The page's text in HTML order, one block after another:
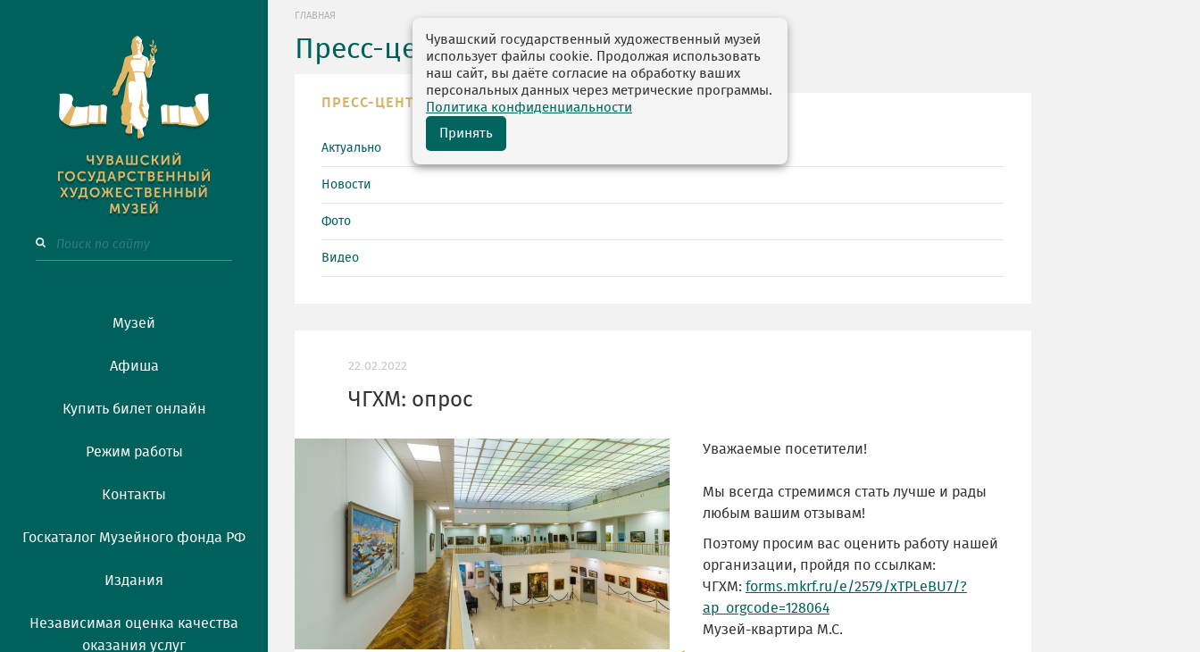
Музей
Афиша
Купить билет онлайн
Режим работы
Контакты
Госкаталог Музейного фонда РФ
Издания
Независимая оценка качества
оказания услуг
ГЛАВНАЯ
Пресс-центр
ПРЕСС-ЦЕНТР
Актуально
Новости
Фото
Видео
22.02.2022
ЧГХМ: опрос
Уважаемые посетители!
Мы всегда стремимся стать лучше и рады
любым вашим отзывам!
Поэтому просим вас оценить работу нашей
организации, пройдя по ссылкам:
ЧГХМ: forms.mkrf.ru/e/2579/xTPLeBU7/?
ap_orgcode=128064
Музей-квартира М.С.
Чувашский государственный художественный музей
использует файлы cookie. Продолжая использовать
наш сайт, вы даёте согласие на обработку ваших
персональных данных через метрические программы.
Политика конфиденциальности
Принять